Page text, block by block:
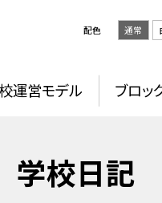
配色 通常
運営モデル ブロッ
学校日記